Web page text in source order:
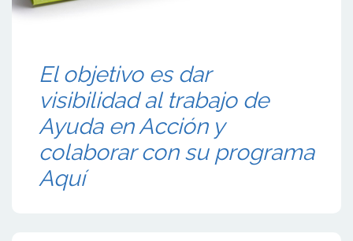
El objetivo es dar
visibilidad al trabajo de
Ayuda en Acción y
colaborar con su programa
Aquí